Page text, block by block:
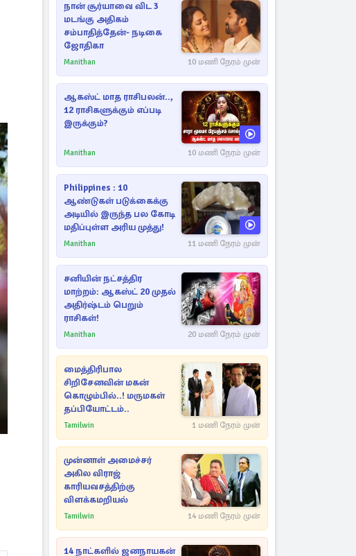
நான் சூர்யாவை விட 3
மடங்கு அதிகம்
சம்பாதித்தேன்- நடிகை
ஜோதிகா
Manithan 10 மணி நேரம் முன்
ஆகஸ்ட் மாத ராசிபலன்..,
12 ராசிகளுக்கும் எப்படி
இருக்கும்?
Manithan 10 மணி நேரம் முன்
Philippines : 10
ஆண்டுகள் படுக்கைக்கு
அடியில் இருந்த பல கோடி
மதிப்புள்ள அரிய முத்து!
Manithan 11 மணி நேரம் முன்
சனியின் நட்சத்திர
மாற்றம்: ஆகஸ்ட் 20 முதல்
அதிர்ஷ்டம் பெறும்
ராசிகள்!
Manithan 20 மணி நேரம் முன்
மைத்திரிபால
சிறிசேனவின் மகன்
கொழும்பில்..! மருமகள்
தப்பியோட்டம்..
Tamilwin 1 மணி நேரம் முன்
முன்னாள் அமைச்சர்
அகில விராஜ்
காரியவசத்திற்கு
விளக்கமறியல்
Tamilwin 14 மணி நேரம் முன்
14 நாட்களில் ஜனநாயகன்